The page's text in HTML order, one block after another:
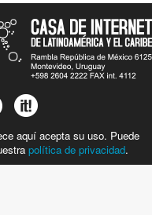
aquí acepta su uso. Puede
política de privacidad.